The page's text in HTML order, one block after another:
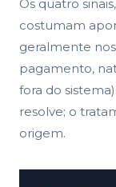
Os quatro
costumam
geralmente
pagamento,
fora do
resolve; o
origem.